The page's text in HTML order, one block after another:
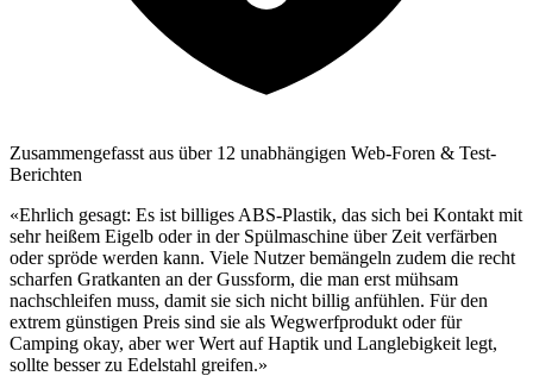
Zusammengefasst aus über 12 unabhängigen Web-Foren & Test-
Berichten
«Ehrlich gesagt: Es ist billiges ABS-Plastik, das sich bei Kontakt mit
sehr heißem Eigelb oder in der Spülmaschine über Zeit verfärben
oder spröde werden kann. Viele Nutzer bemängeln zudem die recht
scharfen Gratkanten an der Gussform, die man erst mühsam
nachschleifen muss, damit sie sich nicht billig anfühlen. Für den
extrem günstigen Preis sind sie als Wegwerfprodukt oder für
Camping okay, aber wer Wert auf Haptik und Langlebigkeit legt,
sollte besser zu Edelstahl greifen.»